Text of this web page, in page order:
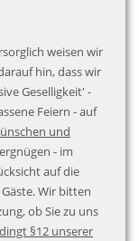
weisen wir
hin, dass wir
Geselligkeit' -
Feiern - auf
und
- im
auf die
Wir bitten
ob Sie zu uns
§12 unserer